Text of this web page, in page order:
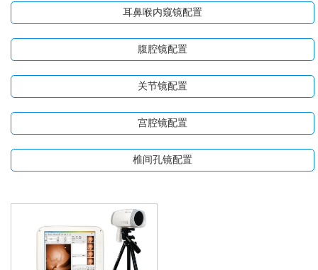
耳鼻喉内窥镜配置
腹腔镜配置
关节镜配置
宫腔镜配置
椎间孔镜配置